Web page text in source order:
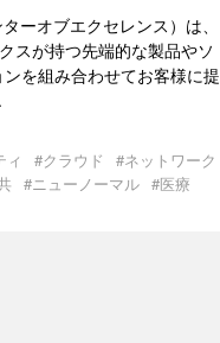
ーオブエクセレンス）は、
スが持つ先端的な製品やソ
ンを組み合わせてお客様に提
ィ #クラウド
#ネットワーク
#ニューノーマル #医療